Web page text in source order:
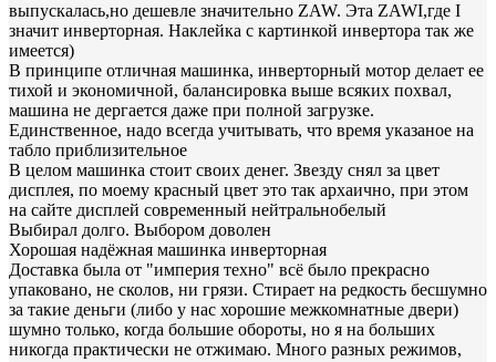
выпускалась,но дешевле значительно ZAW. Эта ZAWI,где I
значит инверторная. Наклейка с картинкой инвертора так же
имеется)
В принципе отличная машинка, инверторный мотор делает ее
тихой и экономичной, балансировка выше всяких похвал,
машина не дергается даже при полной загрузке.
Единственное, надо всегда учитывать, что время указаное на
табло приблизительное
В целом машинка стоит своих денег. Звезду снял за цвет
дисплея, по моему красный цвет это так архаично, при этом
на сайте дисплей современный нейтральнобелый
Выбирал долго. Выбором доволен
Хорошая надёжная машинка инверторная
Доставка была от "империя техно" всё было прекрасно
упаковано, не сколов, ни грязи. Стирает на редкость бесшумно
за такие деньги (либо у нас хорошие межкомнатные двери)
шумно только, когда большие обороты, но я на больших
никогда практически не отжимаю. Много разных режимов,